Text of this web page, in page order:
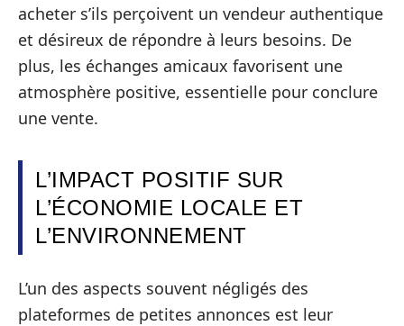
acheter s’ils perçoivent un vendeur authentique
et désireux de répondre à leurs besoins. De
plus, les échanges amicaux favorisent une
atmosphère positive, essentielle pour conclure
une vente.
L’IMPACT POSITIF SUR
L’ÉCONOMIE LOCALE ET
L’ENVIRONNEMENT
L’un des aspects souvent négligés des
plateformes de petites annonces est leur